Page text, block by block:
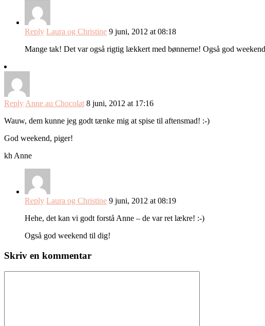
Reply Laura og Christine 9 juni, 2012 at 08:18
Mange tak! Det var også rigtig lækkert med bønnerne! Også god
Reply Anne au Chocolat 8 juni, 2012 at 17:16
Wauw, dem kunne jeg godt tænke mig at spise til aftensmad! :-)
God weekend, piger!
kh Anne
Reply Laura og Christine 9 juni, 2012 at 08:19
Hehe, det kan vi godt forstå Anne – de var ret lækre! :-)
Også god weekend til dig!
Skriv en kommentar